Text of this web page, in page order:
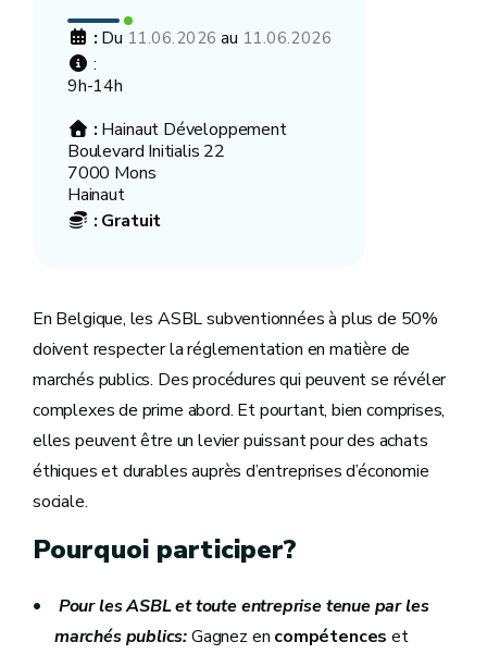
: Du 11.06.2026 au 11.06.2026
:
9h-14h
: Hainaut Développement
Boulevard Initialis 22
7000 Mons
Hainaut
: Gratuit
En Belgique, les ASBL subventionnées à plus de 50%
doivent respecter la réglementation en matière de
marchés publics. Des procédures qui peuvent se révéler
complexes de prime abord. Et pourtant, bien comprises,
elles peuvent être un levier puissant pour des achats
éthiques et durables auprès d’entreprises d’économie
sociale.
Pourquoi participer?
Pour les ASBL ettoute entreprise tenue par les
marchés publics:Gagnez en compétences et